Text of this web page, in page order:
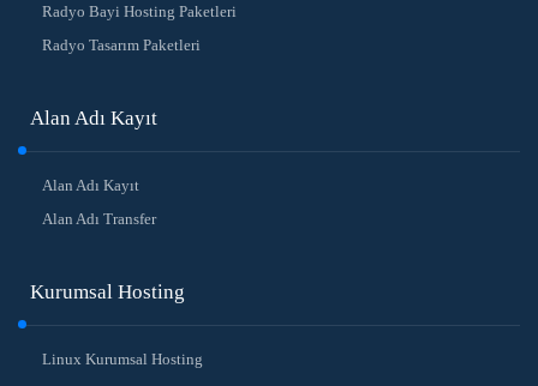
Radyo Bayi Hosting Paketleri
Radyo Tasarım Paketleri
Alan Adı Kayıt
Alan Adı Kayıt
Alan Adı Transfer
Kurumsal Hosting
Linux Kurumsal Hosting